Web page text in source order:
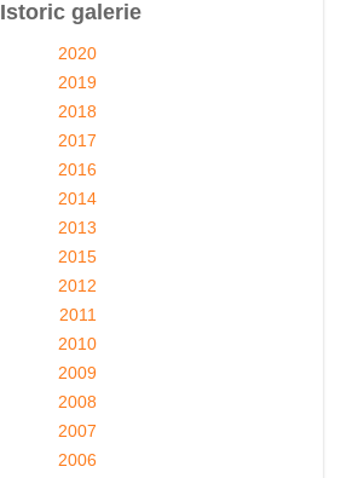
Istoric galerie
2020
2019
2018
2017
2016
2014
2013
2015
2012
2011
2010
2009
2008
2007
2006